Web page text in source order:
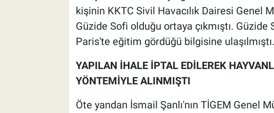
kişinin KKTC Sivil Havacılık Dairesi Genel
Güzide Sofi olduğu ortaya çıkmıştı. Güzide
Paris'te eğitim gördüğü bilgisine ulaşılmıştı.
YAPILAN İHALE İPTAL EDİLEREK
YÖNTEMİYLE ALINMIŞTI
Öte yandan İsmail Şanlı'nın TİGEM Genel